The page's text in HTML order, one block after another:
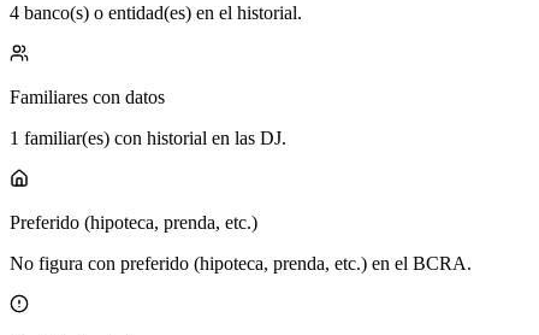
4 banco(s) o entidad(es) en el historial.
Familiares con datos
1 familiar(es) con historial en las DJ.
Preferido (hipoteca, prenda, etc.)
No figura con preferido (hipoteca, prenda, etc.) en el BCRA.